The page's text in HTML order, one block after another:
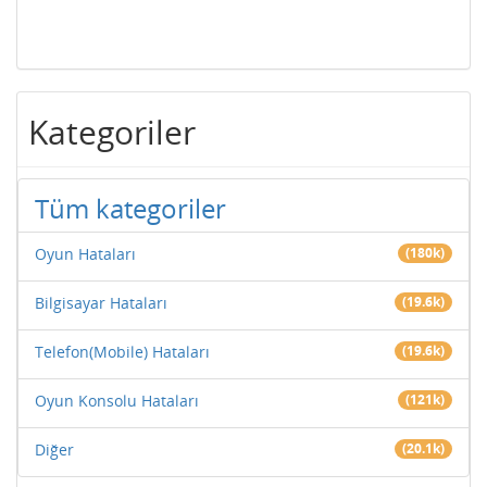
Kategoriler
Tüm kategoriler
Oyun Hataları (180k)
Bilgisayar Hataları (19.6k)
Telefon(Mobile) Hataları (19.6k)
Oyun Konsolu Hataları (121k)
Diğer (20.1k)